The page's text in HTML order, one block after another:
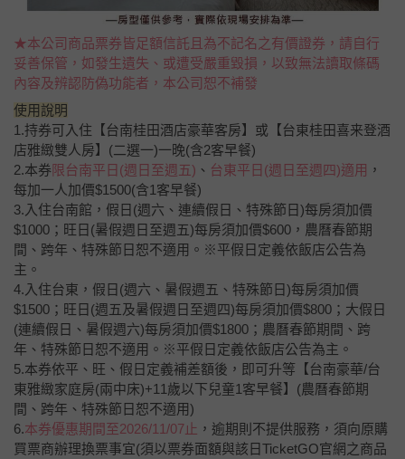
★本公司商品票券皆足額信託且為不記名之有價證券，請自行
妥善保管，如發生遺失、或遭受嚴重毀損，以致無法讀取條碼
內容及辨認防偽功能者，本公司恕不補發
使用說明
1.持券可入住【台南桂田酒店豪華客房】或【台東桂田喜来登酒
店雅緻雙人房】(二選一)一晚(含2客早餐)
2.本券限台南平日(週日至週五) 、 台東平日(週日至週四)適用 ，
每加一人加價$1500(含1客早餐)
3.入住台南館，假日(週六、連續假日、特殊節日)每房須加價
$1000；旺日(暑假週日至週五)每房須加價$600，農曆春節期
間、跨年、特殊節日恕不適用。※平假日定義依飯店公告為
主。
4.入住台東，假日(週六、暑假週五、特殊節日)每房須加價
$1500；旺日(週五及暑假週日至週四)每房須加價$800；大假日
(連續假日、暑假週六)每房須加價$1800；農曆春節期間、跨
年、特殊節日恕不適用。※平假日定義依飯店公告為主。
5.本券依平、旺、假日定義補差額後，即可升等【台南豪華/台
東雅緻家庭房(兩中床)+11歲以下兒童1客早餐】(農曆春節期
間、跨年、特殊節日恕不適用)
6.本券優惠期間至2026/11/07止 ，逾期則不提供服務，須向原購
買票商辦理換票事宜(須以票券面額與該日TicketGO官網之商品